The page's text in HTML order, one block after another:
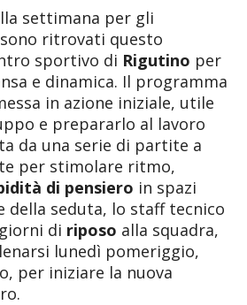
settimana per gli
ritrovati questo
sportivo di Rigutino per
e dinamica. Il programma
in azione iniziale, utile
e prepararlo al lavoro
da una serie di partite a
per stimolare ritmo,
di pensiero in spazi
della seduta, lo staff tecnico
di riposo alla squadra,
lunedì pomeriggio,
per iniziare la nuova